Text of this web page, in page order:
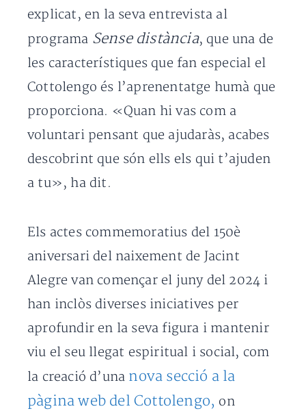
explicat, en la seva entrevista al
programa Sense distància, que una de
les característiques que fan especial el
Cottolengo és l’aprenentatge humà que
proporciona. «Quan hi vas com a
voluntari pensant que ajudaràs, acabes
descobrint que són ells els qui t’ajuden
a tu», ha dit.
Els actes commemoratius del 150è
aniversari del naixement de Jacint
Alegre van començar el juny del 2024 i
han inclòs diverses iniciatives per
aprofundir en la seva figura i mantenir
viu el seu llegat espiritual i social, com
la creació d’una nova secció a la
pàgina web del Cottolengo, on